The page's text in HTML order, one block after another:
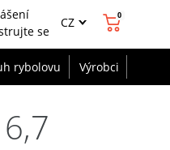
se
CZ 0
rybolovu Výrobci